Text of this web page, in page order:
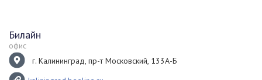
Билайн
офис
г. Калининград, пр-т Московский, 133А-Б